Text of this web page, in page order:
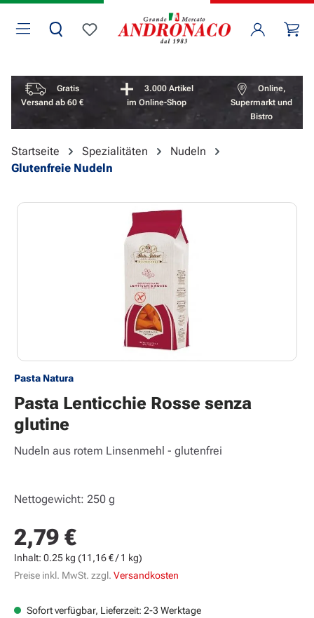
Zum Hauptinhalt springen
Du hast 0 Produkte auf dem Merkzettel
Vorteile überspringen
Gratis
Versand ab 60 €
3.000 Artikel
im Online-Shop
Online,
Supermarkt und
Bistro
Startseite Spezialitäten
Nudeln
Glutenfreie Nudeln
Bildergalerie überspringen
Pasta Natura
Pasta Lenticchie Rosse senza
glutine
Nudeln aus rotem Linsenmehl - glutenfrei
Nettogewicht: 250 g
Regulärer Preis:
2,79 €
Inhalt: 0.25 kg (11,16 € / 1 kg)
Preise inkl. MwSt. zzgl. Versandkosten
Sofort verfügbar, Lieferzeit: 2-3 Werktage